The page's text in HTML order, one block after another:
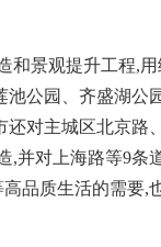
景观提升工程,用
公园、齐盛湖公
对主城区北京路
,并对上海路等9条
品质生活的需要,